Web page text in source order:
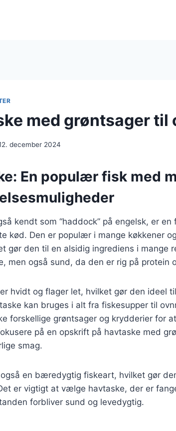
med grøntsager til
december 2024
En populær fisk med
kendt som “haddock” på engelsk, er
kød. Den er populær i mange køkkener
gør den til en alsidig ingrediens i mange
men også sund, da den er rig på protein
hvidt og flager let, hvilket gør den ideel
kan bruges i alt fra fiskesupper til
forskellige grøntsager og krydderier for
på en opskrift på havtaske med
smag.
en bæredygtig fiskeart, hvilket gør
er vigtigt at vælge havtaske, der er
forbliver sund og levedygtig.